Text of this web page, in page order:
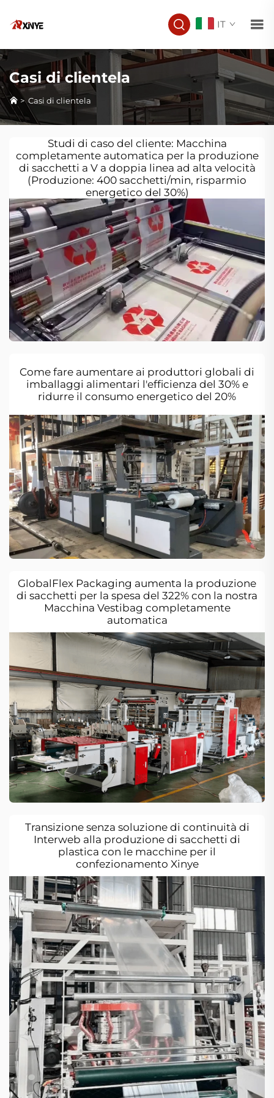
IT
Casi di clientela
>Casi di clientela
Studi di caso del cliente: Macchina
completamente automatica per la produzione
di sacchetti a V a doppia linea ad alta velocità
(Produzione: 400 sacchetti/min, risparmio
energetico del 30%)
Come fare aumentare ai produttori globali di
imballaggi alimentari l'efficienza del 30% e
ridurre il consumo energetico del 20%
GlobalFlex Packaging aumenta la produzione
di sacchetti per la spesa del 322% con la nostra
Macchina Vestibag completamente
automatica
Transizione senza soluzione di continuità di
Interweb alla produzione di sacchetti di
plastica con le macchine per il
confezionamento Xinye